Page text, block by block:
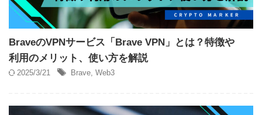
BraveのVPNサービス「Brave VPN」とは？特徴や
利用のメリット、使い方を解説
2025/3/21 Brave Web3